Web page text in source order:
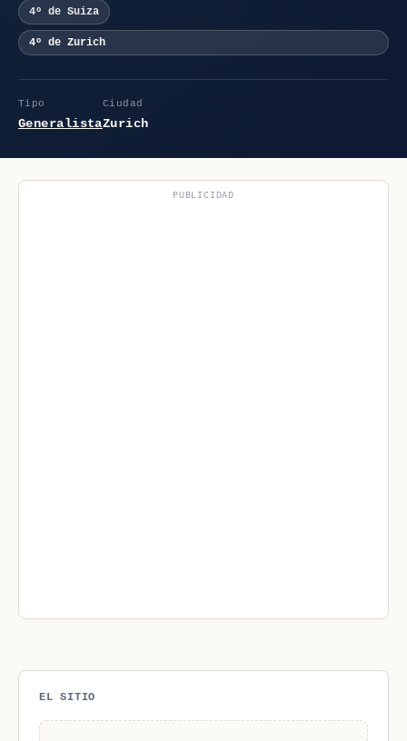
4º de Suiza
4º de Zurich
Tipo
Generalista
Ciudad
Zurich
PUBLICIDAD
EL SITIO